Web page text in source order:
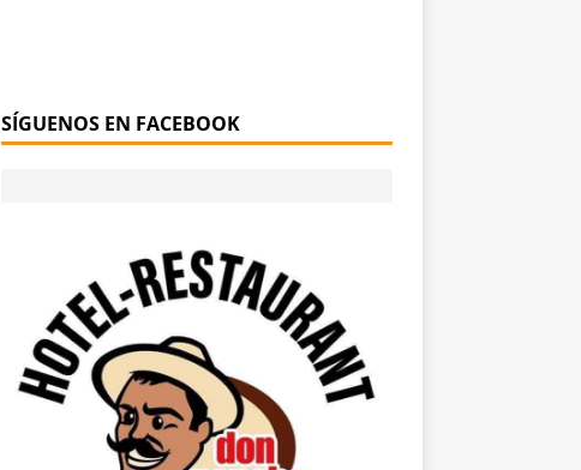
SÍGUENOS EN FACEBOOK